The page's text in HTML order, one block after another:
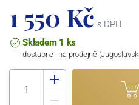
1 550 Kč s DPH
Skladem 1 ks
dostupné i na prodejně